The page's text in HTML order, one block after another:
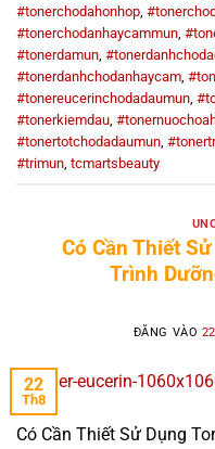
#tonerchodahonhop,
#tonerchodanhaycammun,
#tonerdamun,
#tonerdanhchodanhaycam,
#tonereucerinchodadaumun,
#tonerkiemdau,
#tonertotchodadaumun,
#trimun, tcmartsbeauty
Có Cần Thiết
Trình
ĐĂNG VÀO
22
Th8
Có Cần Thiết Sử Dụng